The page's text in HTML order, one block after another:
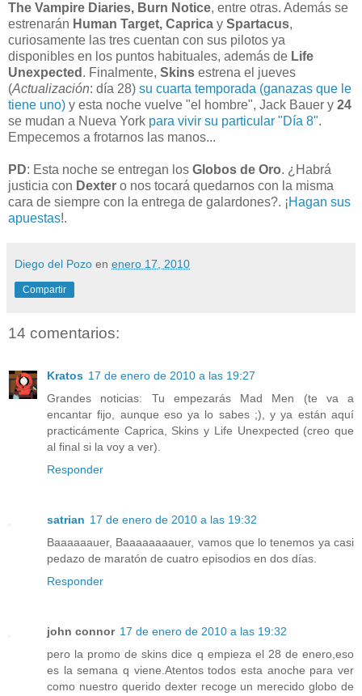
The Vampire Diaries, Burn Notice, entre otras. Además se
estrenarán Human Target, Caprica y Spartacus,
curiosamente las tres cuentan con sus pilotos ya
disponibles en los puntos habituales, además de Life
Unexpected . Finalmente, Skins estrena el jueves
(Actualización: día 28) su cuarta temporada (ganazas que le
tiene uno) y esta noche vuelve "el hombre", Jack Bauer y 24
se mudan a Nueva York para vivir su particular "Día 8".
Empecemos a frotarnos las manos...
PD: Esta noche se entregan los Globos de Oro. ¿Habrá
justicia con Dexter o nos tocará quedarnos con la misma
cara de siempre con la entrega de galardones?. ¡Hagan sus
apuestas!.
Diego del Pozo en enero 17, 2010
Compartir
14 comentarios:
Kratos 17 de enero de 2010 a las 19:27
Grandes noticias: Tu empezarás Mad Men (te va a
encantar fijo, aunque eso ya lo sabes ;), y ya están aquí
practicámente Caprica, Skins y Life Unexpected (creo que
al final si la voy a ver).
Responder
satrian 17 de enero de 2010 a las 19:32
Baaaaaauer, Baaaaaaaauer, vamos que lo tenemos ya casi
pedazo de maratón de cuatro episodios en dos días.
Responder
john connor 17 de enero de 2010 a las 19:32
pero la promo de skins dice q empieza el 28 de enero,eso
es la semana q viene.Atentos todos esta anoche para ver
como nuestro querido dexter recoge un merecido globo de